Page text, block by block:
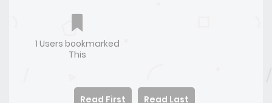
1 Users bookmarked
This
Read First Read Last